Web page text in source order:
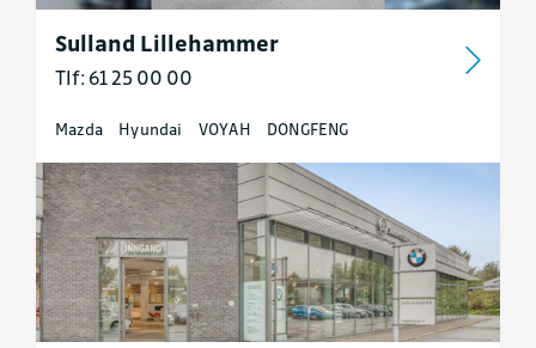
Sulland Lillehammer
Tlf: 61 25 00 00
Mazda Hyundai VOYAH DONGFENG